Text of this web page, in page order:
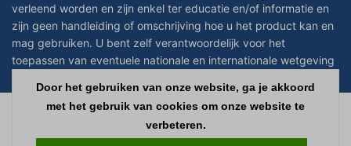
verleend worden en zijn enkel ter educatie en/of informatie en
zijn geen handleiding of omschrijving hoe u het product kan en
mag gebruiken. U bent zelf verantwoordelijk voor het
toepassen van eventuele nationale en internationale wetgeving
Copyright © 2026 - Laboratorium Discounter - All rights reserved - Theme by
Alle bedragen zijn exclusief BTW
Door het gebruiken van onze website, ga je akkoord
met het gebruik van cookies om onze website te
verbeteren.